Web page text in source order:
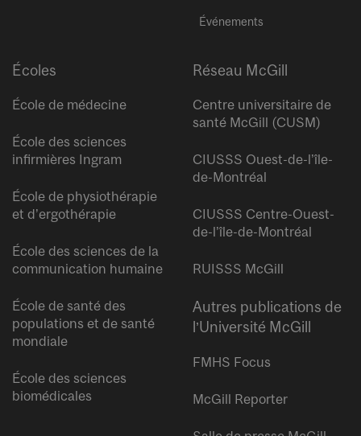
Événements
Écoles
École de médecine
École des sciences
infirmières Ingram
École de physiothérapie
et d’ergothérapie
École des sciences de la
communication humaine
École de santé des
populations et de santé
mondiale
École des sciences
biomédicales
Réseau McGill
Centre universitaire de
santé McGill (CUSM)
CIUSSS Ouest-de-l’île-
de-Montréal
CIUSSS Centre-Ouest-
de-l’île-de-Montréal
RUISSS McGill
Autres publications de
l’Université McGill
FMHS Focus
McGill Reporter